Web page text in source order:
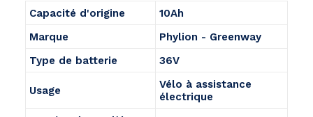
Capacité d'origine
10Ah
Marque
Phylion - Greenway
Type de batterie
36V
Usage
Vélo à assistance
électrique